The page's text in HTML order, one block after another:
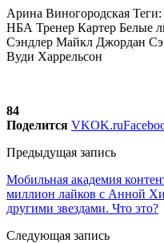
Арина Виногородская Теги:
НБА Тренер Картер Белые
Сэндлер Майкл Джордан
Вуди Харрельсон
84
Поделится VKOK.ru
Предыдущая запись
Мобильная академия
миллион лайков с Анной
другими звездами. Что это?
Следующая запись